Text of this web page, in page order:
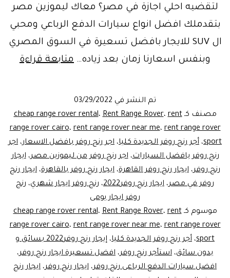
لتقضيه احلي اجازة في مصر؟ معاك ليموزين مصر
بتقدملك افضل انواع سيارات الدفع الرباعي ومحبي
ال SUV للايجار بافضل تسعيرة في السوق المصري
وبنفس اسعارنا زمان بعد زياده… متابعة قراءة
مصر
تم النشر في 03/29/2022
مصنف كـ
cheap range rover rental،Rent Range Rover،rent
range rover cairo،rent range rover near me،rent range rover
sport، أجر رنج روفر الجديدة كليا، اجر رنج روفر بافضل الاسعار، اجر
رنج روفر بافضل السيارات،اجر رنج روفر من ليموزين مصر،ايجار
رنج روفر، ايجار رنج روفر القاهرة، ايجار رنج روفر بالقاهرة، ايجار رنج
روفر في مصر، ايجار رنج روفر2022 ، رنج روفر ايجار شهري، رنج
روفر ايجار يومى
موسوم كـ
cheap range rover rental،Rent Range Rover،rent
range rover cairo،rent range rover near me،rent range rover
sport، أجر رنج روفر الجديدة كليا،
إيجار رنج روفر2022 بسائق و
بدون سائق، استأجر رنج روفر، افضل تسعيرة ايجار رنج روفر،
افضل سيارات الدفع الرباعى رنج روفر، ايجار رنج روفر، ايجار رنج